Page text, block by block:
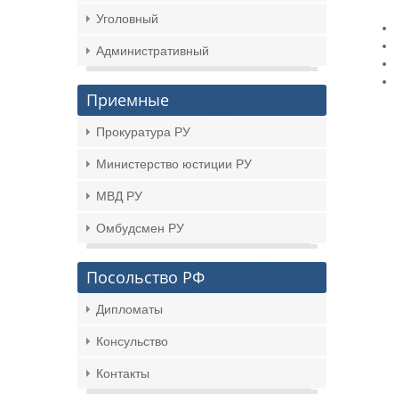
Уголовный
Административный
Приемные
Прокуратура РУ
Министерство юстиции РУ
МВД РУ
Омбудсмен РУ
Посольство РФ
Дипломаты
Консульство
Контакты